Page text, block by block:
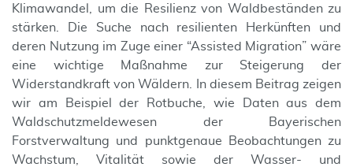
Klimawandel, um die Resilienz von Waldbeständen zu
stärken. Die Suche nach resilienten Herkünften und
deren Nutzung im Zuge einer “Assisted Migration” wäre
eine wichtige Maßnahme zur Steigerung der
Widerstandkraft von Wäldern. In diesem Beitrag zeigen
wir am Beispiel der Rotbuche, wie Daten aus dem
Waldschutzmeldewesen der Bayerischen
Forstverwaltung und punktgenaue Beobachtungen zu
Wachstum, Vitalität sowie der Wasser- und